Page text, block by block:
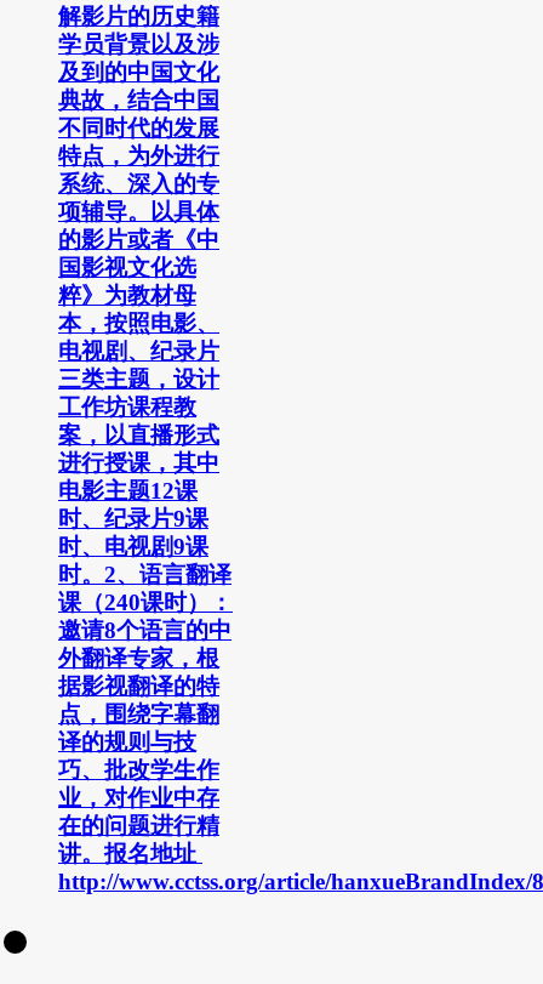
解影片的历史籍
学员背景以及涉
及到的中国文化
典故，结合中国
不同时代的发展
特点，为外进行
系统、深入的专
项辅导。以具体
的影片或者《中
国影视文化选
粹》为教材母
本，按照电影、
电视剧、纪录片
三类主题，设计
工作坊课程教
案，以直播形式
进行授课，其中
电影主题12课
时、纪录片9课
时、电视剧9课
时。2、语言翻译
课（240课时）：
邀请8个语言的中
外翻译专家，根
据影视翻译的特
点，围绕字幕翻
译的规则与技
巧、批改学生作
业，对作业中存
在的问题进行精
讲。报名地址
http://www.cctss.org/article/hanxueBrandIndex/